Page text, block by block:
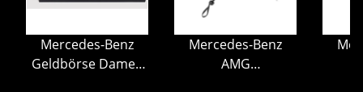
Mercedes-Benz
Geldbörse Damen
Mercedes-Benz
AMG